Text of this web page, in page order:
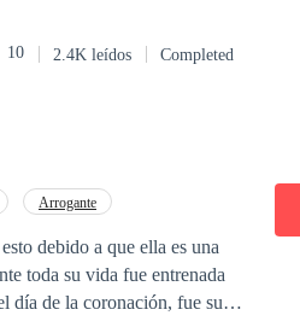
10 2.4K leídos Completed
Arrogante
debido a que ella es una
toda su vida fue entrenada
día de la coronación, fue su